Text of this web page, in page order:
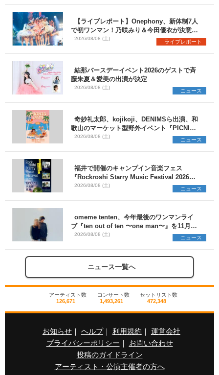
【ライブレポート】Onephony、新体制7人
で初ワンマン！乃咲みり＆今田優衣が決意語
る＜Onephony新体制1st Oneman Live は
2026/08/08 (土)
ライブレポート
結那バースデーイベント2026のゲストで斉
藤朱夏＆愛美の出演が決定
2026/08/08 (土)
ニュース
奇妙礼太郎、kojikoji、DENIMSら出演、和
歌山のマーケット型野外イベント『PICNIC
JAM 2026』早割チケット発売開始
2026/08/08 (土)
ニュース
福井で開催のキャンプイン音楽フェス
『Rockroshi Starry Music Festival 2026』
第3弾出演者としてSCOOBIE DO、かりゆし
2026/08/08 (土)
ニュース
omeme tenten、今年最後のワンマンライ
ブ『ten out of ten 〜one man〜』を11月に
開催決定
2026/08/08 (土)
ニュース
ニュース一覧へ
アーティスト数
126,671
コンサート数
1,493,261
セットリスト数
472,348
お知らせ｜ ヘルプ｜ 利用規約 ｜ 運営会社
プライバシーポリシー ｜ お問い合わせ
投稿のガイドライン
アーティスト・公演主催者の方へ